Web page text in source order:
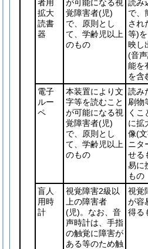
者用
拡大
読書
器
が可能になる視
覚障害者(児)
で、原則とし
て、学齢児以上
のもの
読み
で、
され
等)
映し
(音
能を
を含
電子
ルー
ペ
本装置により文
字等を読むこと
が可能になる視
覚障害者(児)
で、原則とし
て、学齢児以上
のもの
読み
刷物
くこ
に拡
像(
ニタ
せる
易に
もの
盲人
用時
計
視覚障害2級以
上の障害者
(児)。なお、音
声時計は、手指
の触覚に障害が
ある等のため触
視覚
が容
得る